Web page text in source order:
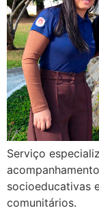
Serviço
socioeducativas
comunitários.